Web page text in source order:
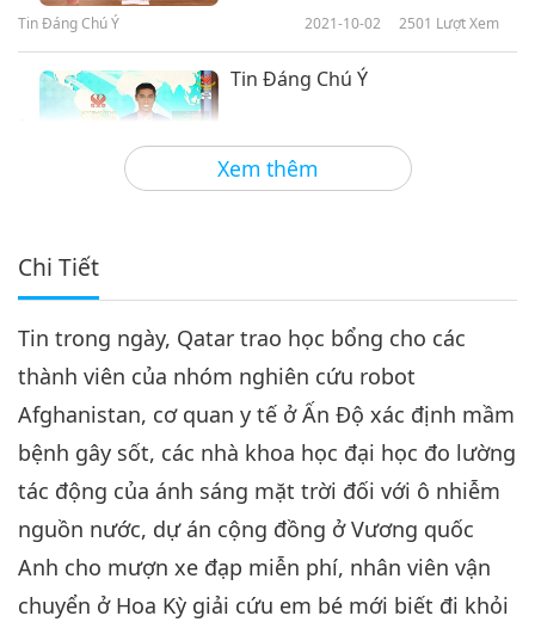
Xem thêm
Tin Đáng Chú Ý 2021-10-02 2501 Lượt Xem
59:42
Tin Đáng Chú Ý
2021-10-03 2893
4
Tin Đáng Chú Ý 2021-10-04
5
1:00:40
Tin Đáng Chú Ý
Tin Đáng Chú Ý 2021-10-05 2771Lượt Xem
Tin Đáng Chú Ý
Chi Tiết
Tin trong ngày, Qatar trao học bổng cho các
thành viên của nhóm nghiên cứu robot
Afghanistan, cơ quan y tế ở Ấn Độ xác định mầm
bệnh gây sốt, các nhà khoa học đại học đo lường
tác động của ánh sáng mặt trời đối với ô nhiễm
nguồn nước, dự án cộng đồng ở Vương quốc
Anh cho mượn xe đạp miễn phí, nhân viên vận
chuyển ở Hoa Kỳ giải cứu em bé mới biết đi khỏi